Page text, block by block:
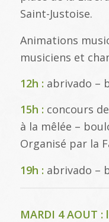
Saint-Justoise.
Animations
musiciens et
12h : abrivado –
15h : concours
à la mêlée –
Organisé par la
19h : abrivado –
MARDI 4 AOUT